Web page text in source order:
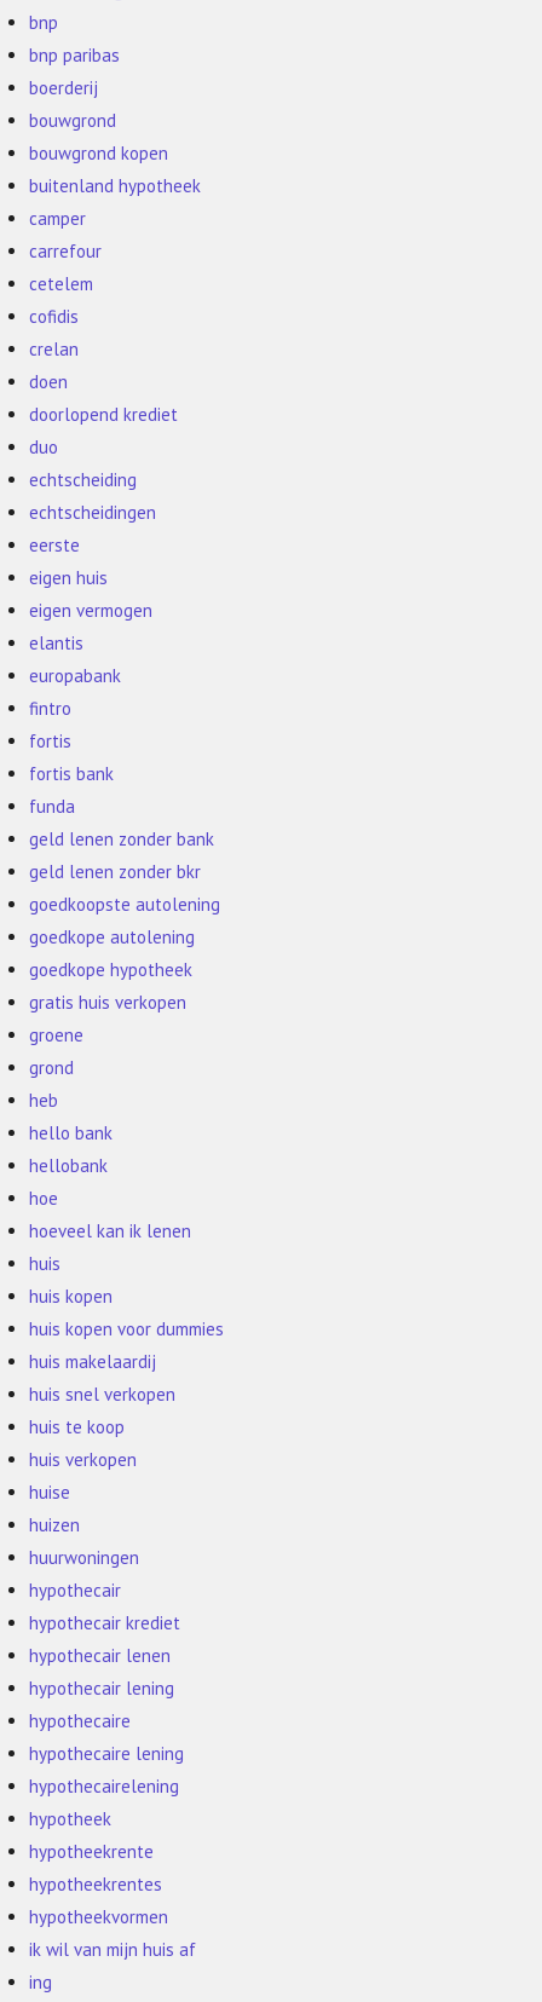
bnp
bnp paribas
boerderij
bouwgrond
bouwgrond kopen
buitenland hypotheek
camper
carrefour
cetelem
cofidis
crelan
doen
doorlopend krediet
duo
echtscheiding
echtscheidingen
eerste
eigen huis
eigen vermogen
elantis
europabank
fintro
fortis
fortis bank
funda
geld lenen zonder bank
geld lenen zonder bkr
goedkoopste autolening
goedkope autolening
goedkope hypotheek
gratis huis verkopen
groene
grond
heb
hello bank
hellobank
hoe
hoeveel kan ik lenen
huis
huis kopen
huis kopen voor dummies
huis makelaardij
huis snel verkopen
huis te koop
huis verkopen
huise
huizen
huurwoningen
hypothecair
hypothecair krediet
hypothecair lenen
hypothecair lening
hypothecaire
hypothecaire lening
hypothecairelening
hypotheek
hypotheekrente
hypotheekrentes
hypotheekvormen
ik wil van mijn huis af
ing